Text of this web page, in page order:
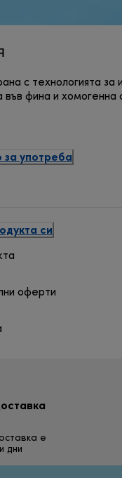
с технологията
фина и хомогенна
за употреба
си
оферти
е
дни